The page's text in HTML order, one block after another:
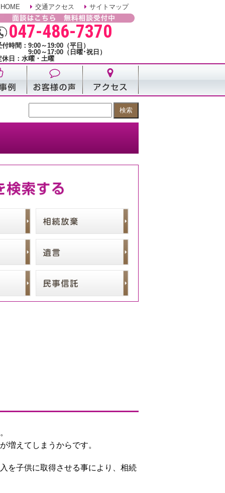
HOME 交通アクセス サイトマップ
047-486-7370
付時間：9:00～19:00（平日）
～17:00（日曜･祝日）
休日：水曜・土曜
増えてしまうからです。
を子供に取得させる事により、相続